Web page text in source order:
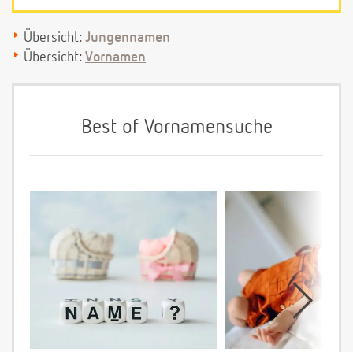
Übersicht: Jungennamen
Übersicht: Vornamen
Best of Vornamensuche